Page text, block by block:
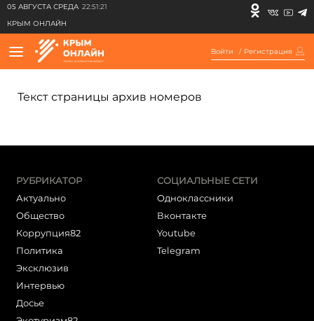
05 АВГУСТА СРЕДА 22:51:21
КРЫМ ОНЛАЙН
Войти / Регистрация
Текст страницы архив номеров
РУБРИКАТОР
Актуально
Общество
Коррупция82
Политика
Эксклюзив
Интервью
Досье
СОЦИАЛЬНЫЕ СЕТИ
Одноклассники
Вконтакте
Youtube
Telegram